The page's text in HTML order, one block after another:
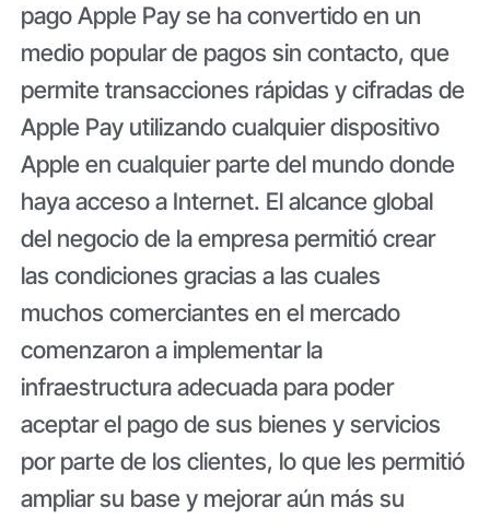
pago Apple Pay se ha convertido en un
medio popular de pagos sin contacto, que
permite transacciones rápidas y cifradas de
Apple Pay utilizando cualquier dispositivo
Apple en cualquier parte del mundo donde
haya acceso a Internet. El alcance global
del negocio de la empresa permitió crear
las condiciones gracias a las cuales
muchos comerciantes en el mercado
comenzaron a implementar la
infraestructura adecuada para poder
aceptar el pago de sus bienes y servicios
por parte de los clientes, lo que les permitió
ampliar su base y mejorar aún más su